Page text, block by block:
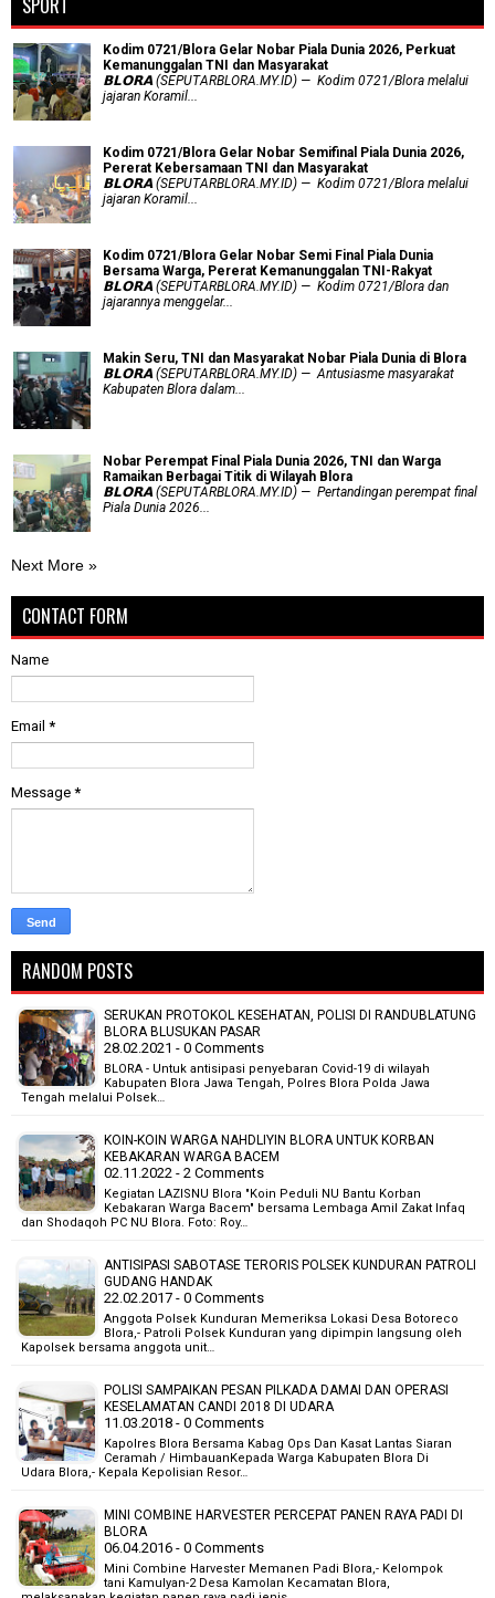
SPORT
Kodim 0721/Blora Gelar Nobar Piala Dunia 2026, Perkuat
Kemanunggalan TNI dan Masyarakat
𝗕𝗟𝗢𝗥𝗔 (SEPUTARBLORA.MY.ID) — Kodim 0721/Blora melalui
jajaran Koramil...
Kodim 0721/Blora Gelar Nobar Semifinal Piala Dunia 2026,
Pererat Kebersamaan TNI dan Masyarakat
𝗕𝗟𝗢𝗥𝗔 (SEPUTARBLORA.MY.ID) — Kodim 0721/Blora melalui
jajaran Koramil...
Kodim 0721/Blora Gelar Nobar Semi Final Piala Dunia
Bersama Warga, Pererat Kemanunggalan TNI-Rakyat
𝗕𝗟𝗢𝗥𝗔 (SEPUTARBLORA.MY.ID) — Kodim 0721/Blora dan
jajarannya menggelar...
Makin Seru, TNI dan Masyarakat Nobar Piala Dunia di Blora
𝗕𝗟𝗢𝗥𝗔 (SEPUTARBLORA.MY.ID) — Antusiasme masyarakat
Kabupaten Blora dalam...
Nobar Perempat Final Piala Dunia 2026, TNI dan Warga
Ramaikan Berbagai Titik di Wilayah Blora
𝗕𝗟𝗢𝗥𝗔 (SEPUTARBLORA.MY.ID) — Pertandingan perempat final
Piala Dunia 2026...
Next More »
CONTACT FORM
Name
Email *
Message *
RANDOM POSTS
SERUKAN PROTOKOL KESEHATAN, POLISI DI RANDUBLATUNG
BLORA BLUSUKAN PASAR
28.02.2021 - 0 Comments
BLORA - Untuk antisipasi penyebaran Covid-19 di wilayah
Kabupaten Blora Jawa Tengah, Polres Blora Polda Jawa
Tengah melalui Polsek…
KOIN-KOIN WARGA NAHDLIYIN BLORA UNTUK KORBAN
KEBAKARAN WARGA BACEM
02.11.2022 - 2 Comments
Kegiatan LAZISNU Blora "Koin Peduli NU Bantu Korban
Kebakaran Warga Bacem" bersama Lembaga Amil Zakat Infaq
dan Shodaqoh PC NU Blora. Foto: Roy…
ANTISIPASI SABOTASE TERORIS POLSEK KUNDURAN PATROLI
GUDANG HANDAK
22.02.2017 - 0 Comments
Anggota Polsek Kunduran Memeriksa Lokasi Desa Botoreco
Blora,- Patroli Polsek Kunduran yang dipimpin langsung oleh
Kapolsek bersama anggota unit…
POLISI SAMPAIKAN PESAN PILKADA DAMAI DAN OPERASI
KESELAMATAN CANDI 2018 DI UDARA
11.03.2018 - 0 Comments
Kapolres Blora Bersama Kabag Ops Dan Kasat Lantas Siaran
Ceramah / HimbauanKepada Warga Kabupaten Blora Di
Udara Blora,- Kepala Kepolisian Resor…
MINI COMBINE HARVESTER PERCEPAT PANEN RAYA PADI DI
BLORA
06.04.2016 - 0 Comments
Mini Combine Harvester Memanen Padi Blora,- Kelompok
tani Kamulyan-2 Desa Kamolan Kecamatan Blora,